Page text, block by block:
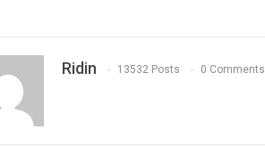
Ridin 13532 Posts 0 Comments